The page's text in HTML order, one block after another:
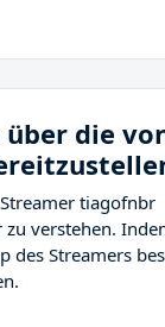
die
tiagofnbr
verstehen.
des Streamers